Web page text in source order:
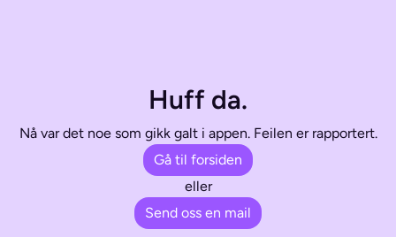
Huff da.
Nå var det noe som gikk galt i appen. Feilen er rapportert.
Gå til forsiden
eller
Send oss en mail